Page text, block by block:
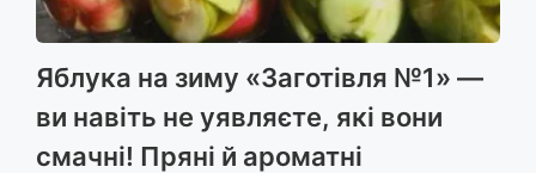
Яблука на зиму «Заготівля №1» —
ви навіть не уявляєте, які вони
смачні! Пряні й ароматні